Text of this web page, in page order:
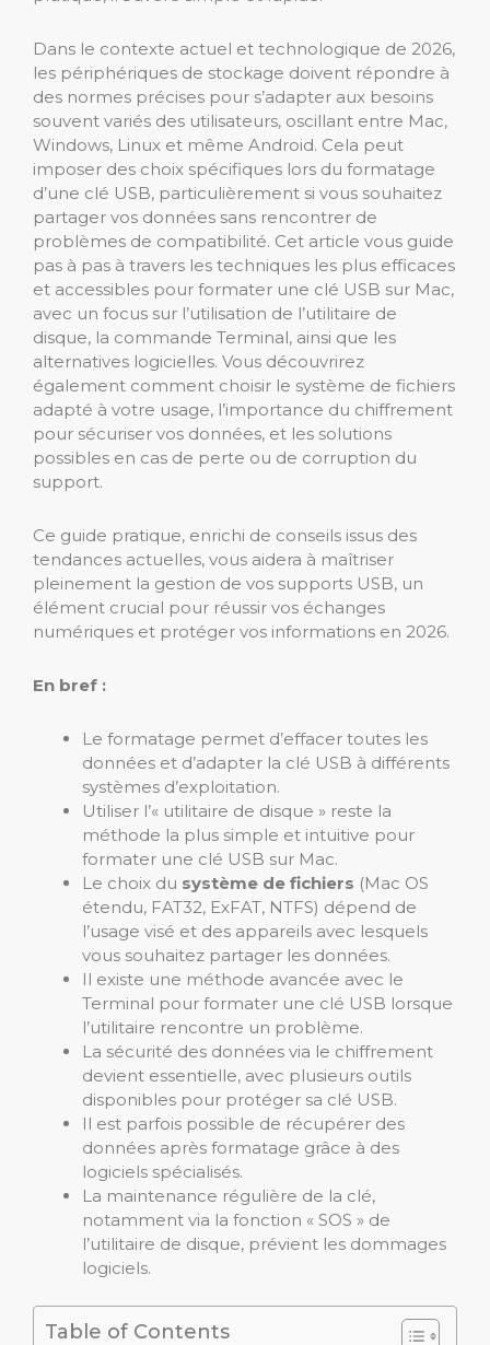
Dans le contexte actuel et technologique de 2026,
les périphériques de stockage doivent répondre à
des normes précises pour s’adapter aux besoins
souvent variés des utilisateurs, oscillant entre Mac,
Windows, Linux et même Android. Cela peut
imposer des choix spécifiques lors du formatage
d’une clé USB, particulièrement si vous souhaitez
partager vos données sans rencontrer de
problèmes de compatibilité. Cet article vous guide
pas à pas à travers les techniques les plus efficaces
et accessibles pour formater une clé USB sur Mac,
avec un focus sur l’utilisation de l’utilitaire de
disque, la commande Terminal, ainsi que les
alternatives logicielles. Vous découvrirez
également comment choisir le système de fichiers
adapté à votre usage, l’importance du chiffrement
pour sécuriser vos données, et les solutions
possibles en cas de perte ou de corruption du
support.
Ce guide pratique, enrichi de conseils issus des
tendances actuelles, vous aidera à maîtriser
pleinement la gestion de vos supports USB, un
élément crucial pour réussir vos échanges
numériques et protéger vos informations en 2026.
En bref :
Le formatage permet d’effacer toutes les
données et d’adapter la clé USB à différents
systèmes d’exploitation.
Utiliser l’« utilitaire de disque » reste la
méthode la plus simple et intuitive pour
formater une clé USB sur Mac.
Le choix du système de fichiers (Mac OS
étendu, FAT32, ExFAT, NTFS) dépend de
l’usage visé et des appareils avec lesquels
vous souhaitez partager les données.
Il existe une méthode avancée avec le
Terminal pour formater une clé USB lorsque
l’utilitaire rencontre un problème.
La sécurité des données via le chiffrement
devient essentielle, avec plusieurs outils
disponibles pour protéger sa clé USB.
Il est parfois possible de récupérer des
données après formatage grâce à des
logiciels spécialisés.
La maintenance régulière de la clé,
notamment via la fonction « SOS » de
l’utilitaire de disque, prévient les dommages
logiciels.
Table of Contents